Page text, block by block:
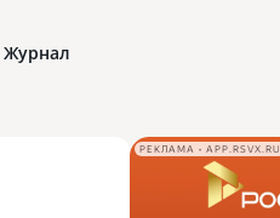
Журнал
РЕКЛАМА • APP.RSVX.RU